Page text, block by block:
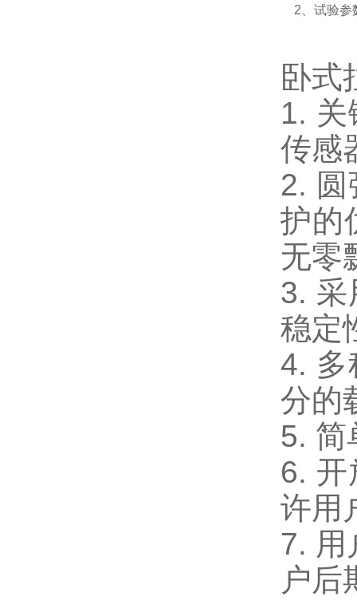
2、试验参
卧式
1.
传感
2.
护的
无零
3. 采
稳定
4. 多
分的
5. 简
6.
许用
7. 用
户后